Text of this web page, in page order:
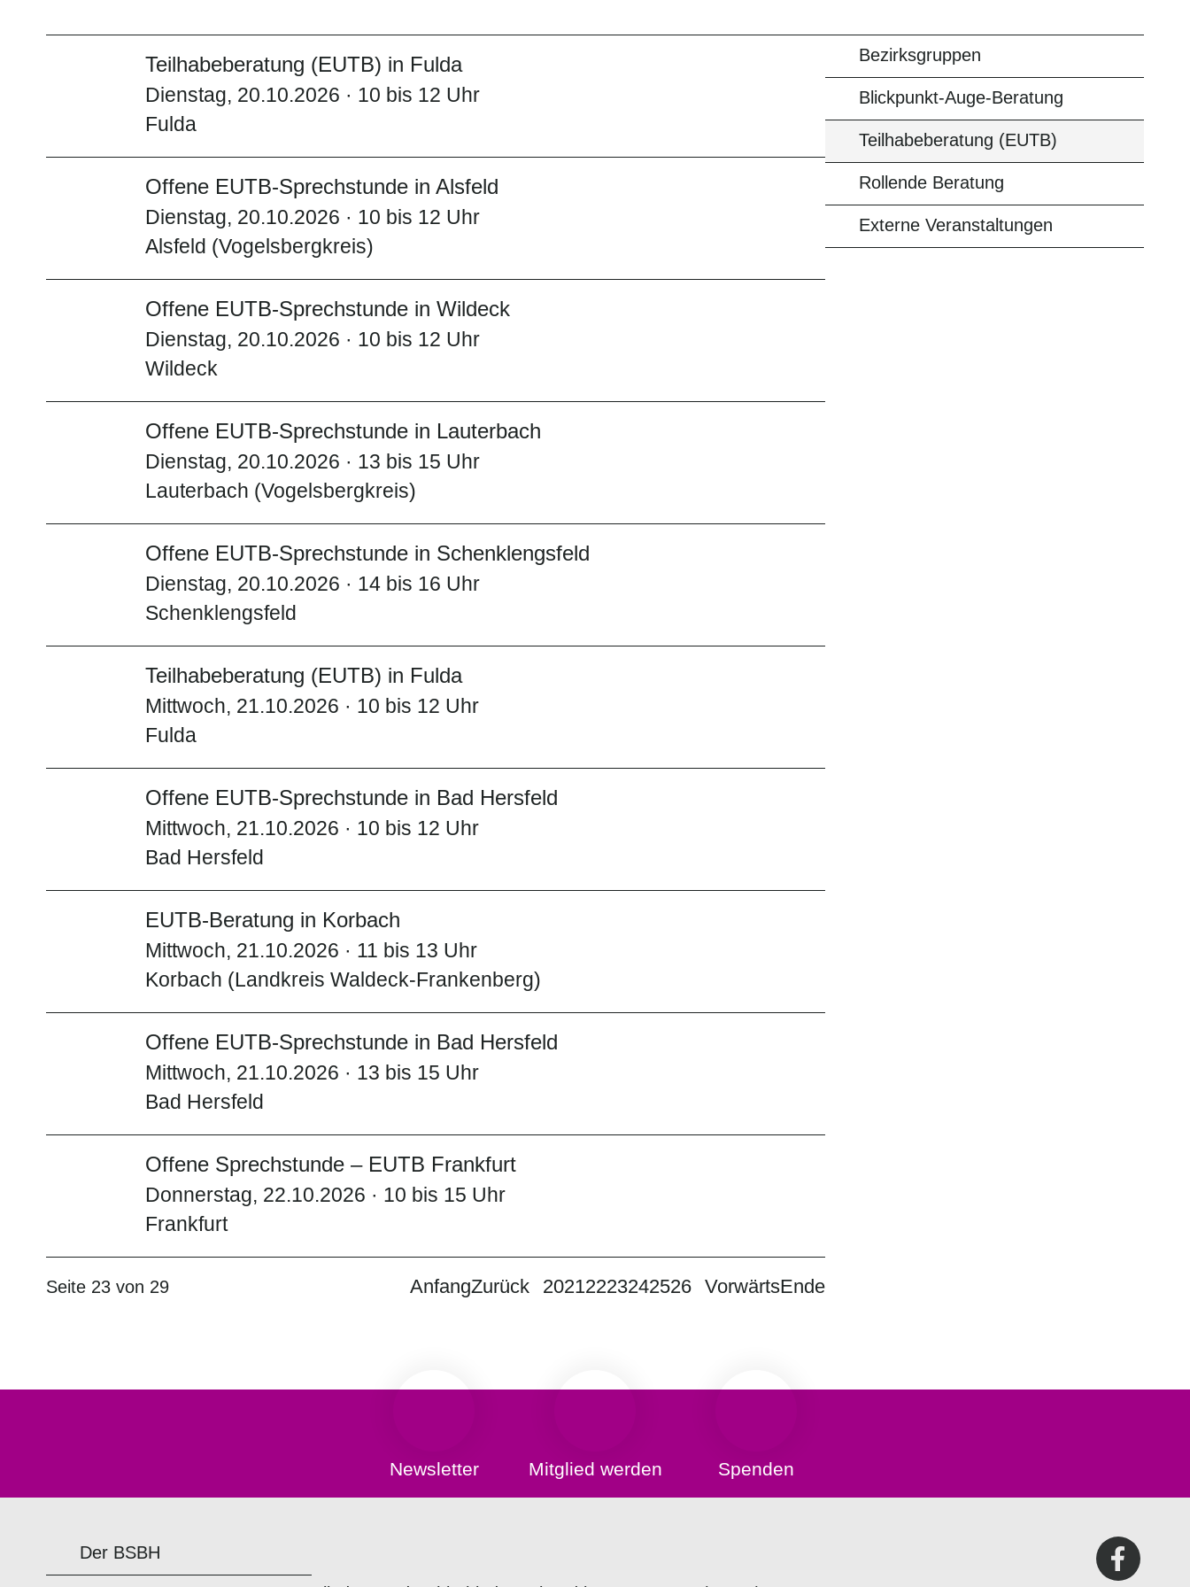
Teilhabeberatung (EUTB) in Fulda
Dienstag, 20.10.2026 · 10 bis 12 Uhr
Fulda
Offene EUTB-Sprechstunde in Alsfeld
Dienstag, 20.10.2026 · 10 bis 12 Uhr
Alsfeld (Vogelsbergkreis)
Offene EUTB-Sprechstunde in Wildeck
Dienstag, 20.10.2026 · 10 bis 12 Uhr
Wildeck
Offene EUTB-Sprechstunde in Lauterbach
Dienstag, 20.10.2026 · 13 bis 15 Uhr
Lauterbach (Vogelsbergkreis)
Offene EUTB-Sprechstunde in Schenklengsfeld
Dienstag, 20.10.2026 · 14 bis 16 Uhr
Schenklengsfeld
Teilhabeberatung (EUTB) in Fulda
Mittwoch, 21.10.2026 · 10 bis 12 Uhr
Fulda
Offene EUTB-Sprechstunde in Bad Hersfeld
Mittwoch, 21.10.2026 · 10 bis 12 Uhr
Bad Hersfeld
EUTB-Beratung in Korbach
Mittwoch, 21.10.2026 · 11 bis 13 Uhr
Korbach (Landkreis Waldeck-Frankenberg)
Offene EUTB-Sprechstunde in Bad Hersfeld
Mittwoch, 21.10.2026 · 13 bis 15 Uhr
Bad Hersfeld
Offene Sprechstunde – EUTB Frankfurt
Donnerstag, 22.10.2026 · 10 bis 15 Uhr
Frankfurt
Seite 23 von 29 AnfangZurück 20212223242526 VorwärtsEnde
Bezirksgruppen
Blickpunkt-Auge-Beratung
Teilhabeberatung (EUTB)
Rollende Beratung
Externe Veranstaltungen
Newsletter Mitglied werden Spenden
Der BSBH